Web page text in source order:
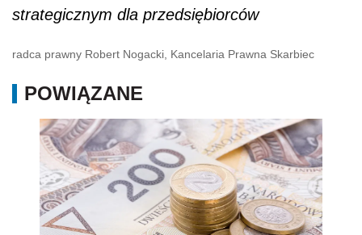
strategicznym dla przedsiębiorców
radca prawny Robert Nogacki, Kancelaria Prawna Skarbiec
POWIĄZANE